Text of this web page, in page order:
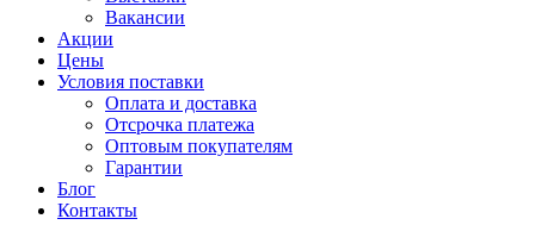
Вакансии
Акции
Цены
Условия поставки
Оплата и доставка
Отсрочка платежа
Оптовым покупателям
Гарантии
Блог
Контакты